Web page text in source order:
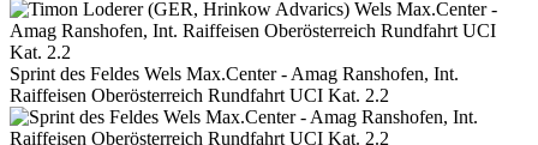
Sprint des Feldes Wels Max.Center - Amag Ranshofen, Int.
Raiffeisen Oberösterreich Rundfahrt UCI Kat. 2.2